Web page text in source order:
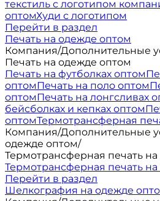
текстиль с логотипом
оптомХуди с логотипом
Перейти в раздел
Печать на одежде оптом
Компания/Дополнительные
Печать на одежде оптом
Печать на футболках оптом
оптомПечать на поло оптом
оптомПечать на лонгсливах
бейсболках и кепках оптом
оптомТермотрансферная
Компания/Дополнительные
одежде оптом/
Термотрансферная печать
Термотрансферная печать на
Перейти в раздел
Шелкография на одежде